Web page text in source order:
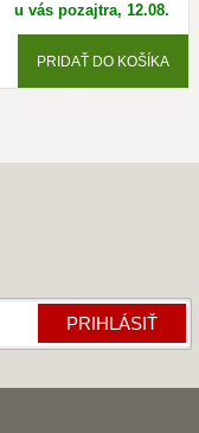
u vás pozajtra, 12.08.
PRIDAŤ DO KOŠÍKA
PRIHLÁSIŤ